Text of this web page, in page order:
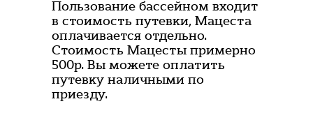
Пользование бассейном входит
в стоимость путевки, Мацеста
оплачивается отдельно.
Стоимость Мацесты примерно
500р. Вы можете оплатить
путевку наличными по
приезду.